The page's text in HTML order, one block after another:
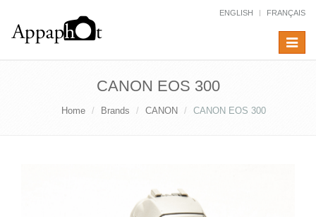
ENGLISH FRANÇAIS
Toggle
CANON EOS 300
Home Brands CANON CANON EOS 300